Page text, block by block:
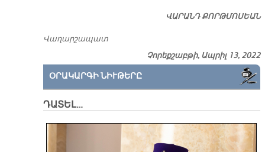
ՎԱՐԱՆԴ ՔՈՐԹՄՈՍԵԱՆ
Վաղարշապատ
Չորեքշաբթի, Ապրիլ 13, 2022
ՕՐԱԿԱՐԳԻ ՆԻՒԹԵՐԸ
ԴԱՏԵԼ…